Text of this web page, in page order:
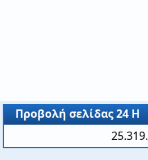
Προβολή σελίδας 24 H
25.319.